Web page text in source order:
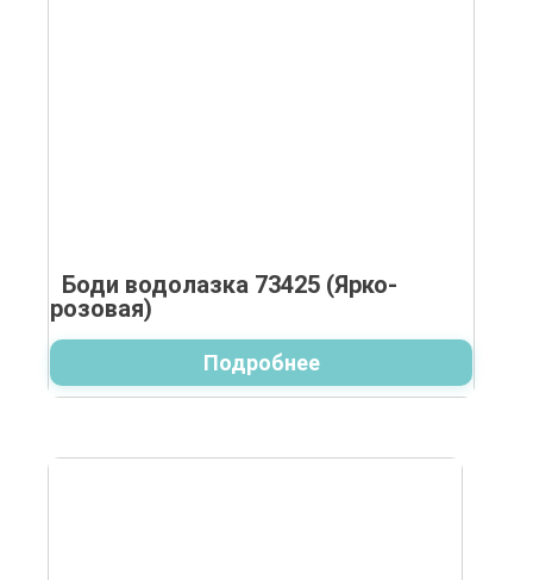
Боди водолазка 73425 (Ярко-
розовая)
Подробнее